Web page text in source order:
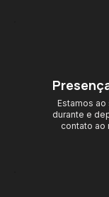
Estamos
durante e
contato ao